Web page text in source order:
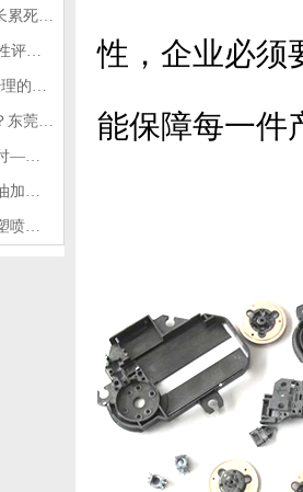
80%的东莞注塑喷油厂长累死累活，利
定量考核盯紧QCD，定性评价看好配合
东莞UV喷油工厂品质经理的四项核心管
“钱没少发，人却跑了”？东莞注塑喷油
稳良率、降损耗、保交付——东莞这家U
零库存在东莞全自动喷油加工厂不可行的
交付是硬实力：东莞注塑喷油厂如何用齐
性，企业必须
能保障每一件